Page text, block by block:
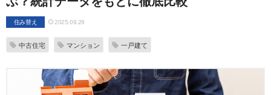
住み替え 2025.09.29
中古住宅 マンション 一戸建て